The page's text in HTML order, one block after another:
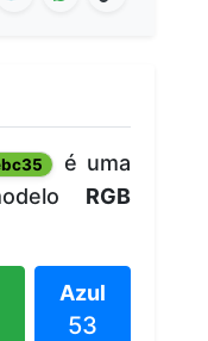
é uma
RGB
Azul
53